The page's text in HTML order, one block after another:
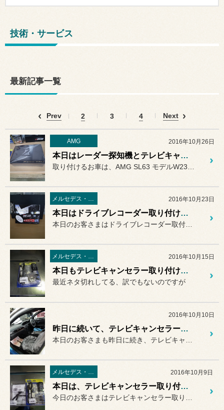
技術・サービス
最新記事一覧
Prev 2 3 4 Next
AMG 2016年10月26日
本日はレーダー探知機とテレビキャンセラー取り付けです。
メルセデス・ベンツ 2016年10月23日
本日はドライブレコーダー取り付けです。
本日のお客さまはドライブレコーダー取付で御来店。
メルセデス・ベンツ 2016年10月15日
本日もテレビキャンセラー取り付け作業です。
最近ネタ切れしてる、訳でもないのですが
2016年10月10日
昨日に続いて、テレビキャンセラー取り付け作業です。
メルセデス・ベンツ 2016年10月9日
本日は、テレビキャンセラー取り付け作業で御来店です。